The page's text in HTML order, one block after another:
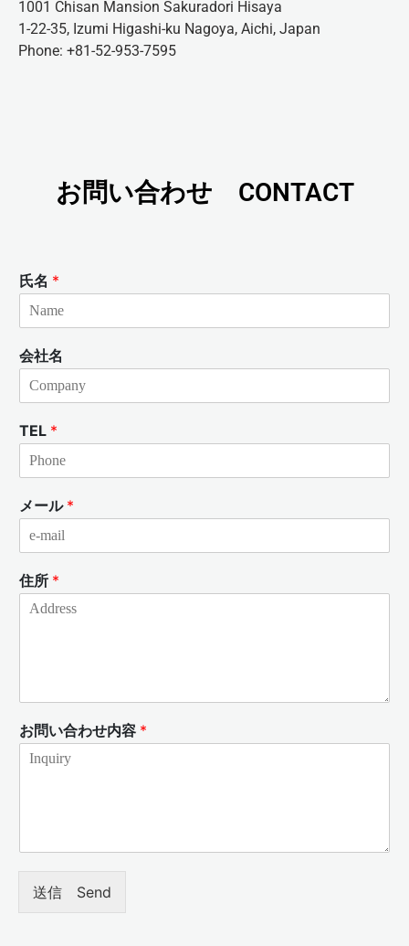
1001 Chisan Mansion Sakuradori Hisaya
1-22-35, Izumi Higashi-ku Nagoya, Aichi, Japan
Phone: +81-52-953-7595
お問い合わせ CONTACT
氏名 *
会社名
TEL *
メール *
住所 *
お問い合わせ内容 *
送信 Send